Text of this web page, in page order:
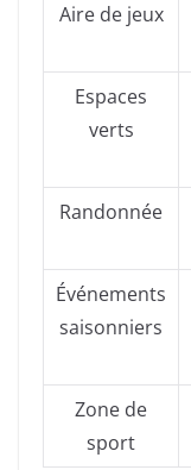
Aire de jeux
Espaces
verts
Randonnée
Événements
saisonniers
Zone de
sport